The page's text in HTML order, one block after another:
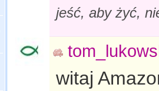
jeść, aby żyć,
witaj